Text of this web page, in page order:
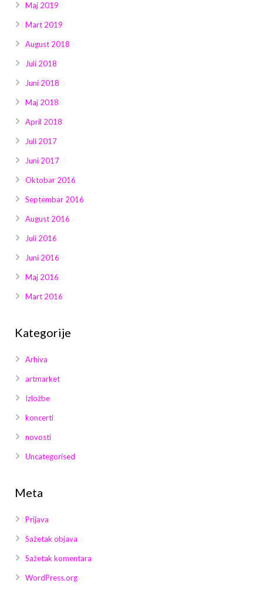
Maj 2019
Mart 2019
August 2018
Juli 2018
Juni 2018
Maj 2018
April 2018
Juli 2017
Juni 2017
Oktobar 2016
Septembar 2016
August 2016
Juli 2016
Juni 2016
Maj 2016
Mart 2016
Kategorije
Arhiva
artmarket
Izložbe
koncerti
novosti
Uncategorised
Meta
Prijava
Sažetak objava
Sažetak komentara
WordPress.org